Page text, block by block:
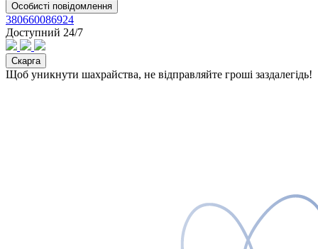
Особисті повідомлення
380660086924
Доступний 24/7
Скарга
Щоб уникнути шахрайства, не відправляйте гроші заздалегідь!